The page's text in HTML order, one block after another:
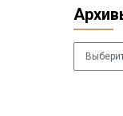
Архивы